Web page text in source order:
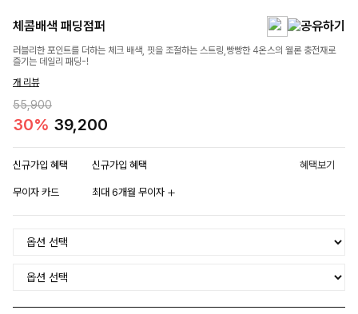
체콤배색 패딩점퍼
러블리한 포인트를 더하는 체크 배색, 핏을 조절하는 스트링,빵빵한 4온스의 웰론 충전재로
즐기는 데일리 패딩-!
개 리뷰
55,900
30% 39,200
신규가입 혜택 신규가입 혜택 혜택보기
무이자 카드 최대 6개월 무이자